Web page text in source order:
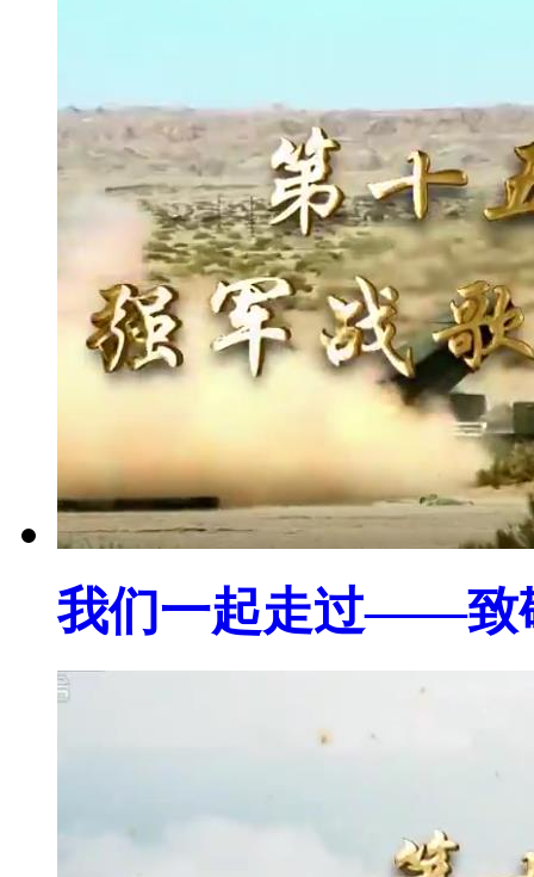
我们一起走过——致